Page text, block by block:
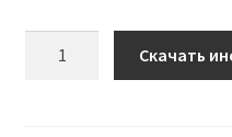
Скачать